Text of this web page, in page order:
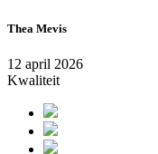
Thea Mevis
12 april 2026
Kwaliteit